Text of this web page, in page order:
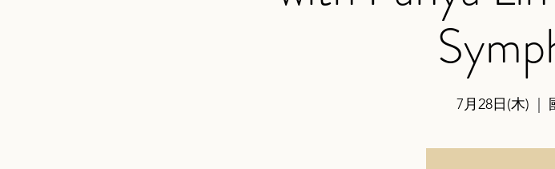
7月28日(木)